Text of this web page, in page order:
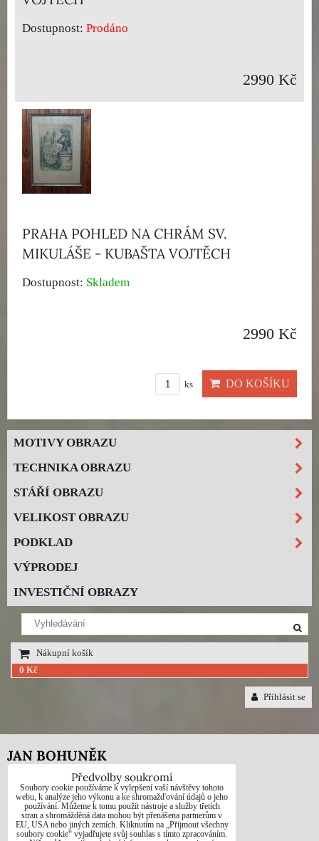
Dostupnost: Prodáno
2990 Kč
PRAHA POHLED NA CHRÁM SV.
MIKULÁŠE - KUBAŠTA VOJTĚCH
Dostupnost: Skladem
2990 Kč
ks DO KOŠÍKU
MOTIVY OBRAZU
TECHNIKA OBRAZU
STÁŘÍ OBRAZU
VELIKOST OBRAZU
PODKLAD
VÝPRODEJ
INVESTIČNÍ OBRAZY
Nákupní košík
0 Kč
Přihlásit se
JAN BOHUNĚK
Telefon: +420725021832
e-mail: 1jab@seznam.cz
web: www.prodej-obrazy.eu
Předvolby soukromí
Soubory cookie používáme k vylepšení vaší návštěvy tohoto
webu, k analýze jeho výkonu a ke shromažďování údajů o jeho
používání. Můžeme k tomu použít nástroje a služby třetích
stran a shromážděná data mohou být přenášena partnerům v
EU, USA nebo jiných zemích. Kliknutím na „Přijmout všechny
soubory cookie“ vyjadřujete svůj souhlas s tímto zpracováním.